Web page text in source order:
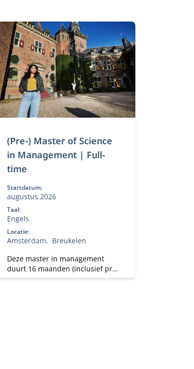
(Pre-) Master of Science
in Management | Full-
time
Startdatum:
augustus 2026
Taal:
Engels
Locatie:
Amsterdam
Breukelen
Deze master in management
duurt 16 maanden (inclusief pre-
master), heeft 3 specialisaties en